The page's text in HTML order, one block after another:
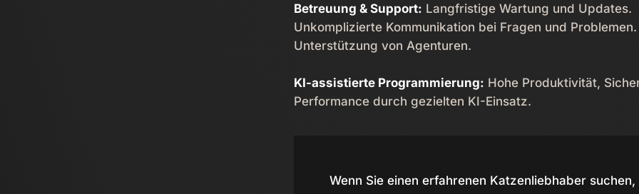
Betreuung & Support: Langfristige Wartung und Updates.
Unkomplizierte Kommunikation bei Fragen und
Unterstützung von Agenturen.
KI-assistierte Programmierung: Hohe Produktivität,
Performance durch gezielten KI-Einsatz.
Wenn Sie einen erfahrenen Katzenliebhaber